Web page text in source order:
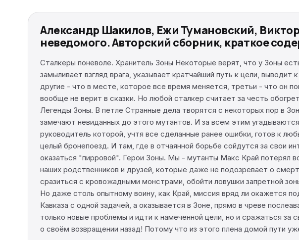
Александр Шакилов, Ежи Тумановский,
неведомого. Авторский сборник, краткое
Сталкеры поневоле. Хранитель Зоны Некоторые верят, что у Зоны
замыливает взгляд врага, указывает кратчайший путь к цели,
другие - что в месте, которое все время меняется, третьи - что он
вообще не верит в сказки. Но любой сталкер считает за честь
Легенды Зоны. В петле Странные дела творятся с некоторых пор в
замечают невиданных до этого мутантов. И за всем этим
руководитель которой, учтя все сделанные ранее ошибки, готов к
целый бронепоезд. И там, где в отчаянной борьбе сойдутся за свои
оказаться "пирровой". Герои Зоны. Мы - мутанты Макс Край потерял
наших родственников и друзей, которые даже не подозревает о
сразиться с кровожадными монстрами, обойти ловушки запретной
Но даже столь опытному воину, как Край, миссия вряд ли окажется
Кавказа с одной задачей, а оказывается в Зоне, прямо в чреве
только новые проблемы и идти к намеченной цели, но и сражаться
о своём возвращении назад! Потому что из этого плена домой пути